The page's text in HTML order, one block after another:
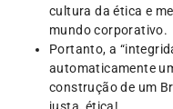
cultura da ética e
mundo corporativo.
Portanto, a
automaticamente
construção de um
justa, ética!